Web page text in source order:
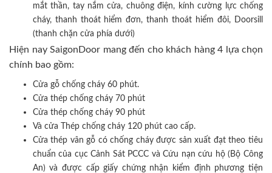
mắt thần, tay nắm cửa, chuông điện, kính cường lực chống
cháy, thanh thoát hiểm đơn, thanh thoát hiểm đôi, Doorsill
(thanh chặn cửa phía dưới)
Hiện nay SaigonDoor mang đến cho khách hàng 4 lựa chọn
chính bao gồm:
Cửa gỗ chống cháy 60 phút.
Cửa thép chống cháy 70 phút
Cửa thép chống cháy 90 phút
Và cửa Thép chống cháy 120 phút cao cấp.
Cửa thép vân gỗ có chống cháy được sản xuất đạt theo tiêu
chuẩn của cục Cảnh Sát PCCC và Cứu nạn cứu hộ (Bộ Công
An) và được cấp giấy chứng nhận kiểm định phương tiện